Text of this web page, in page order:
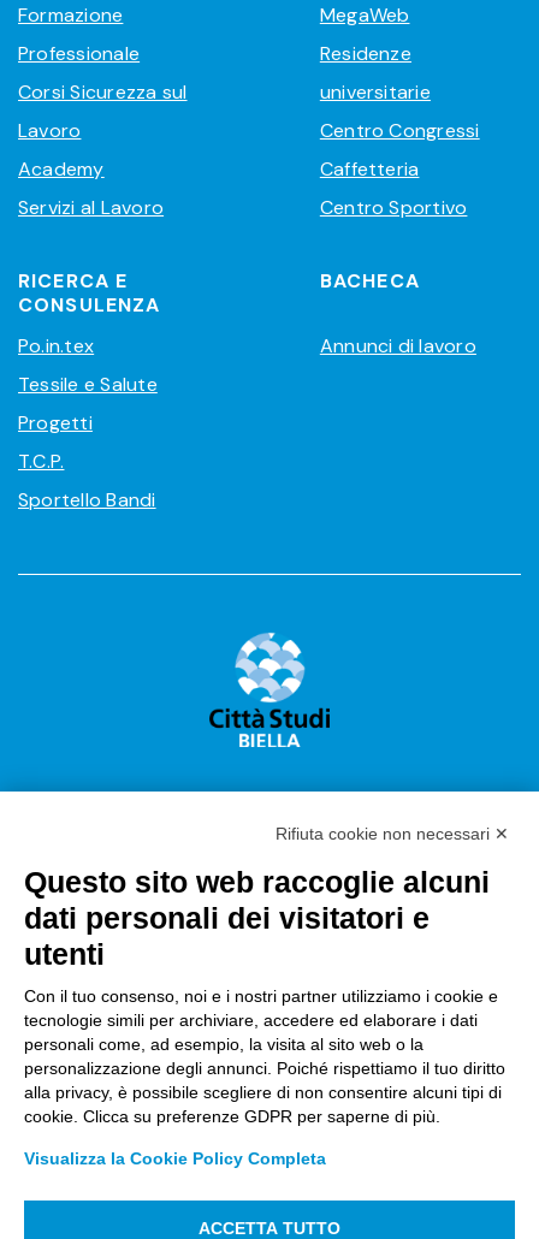
Formazione
Professionale
Corsi Sicurezza sul
Lavoro
Academy
Servizi al Lavoro
MegaWeb
Residenze
universitarie
Centro Congressi
Caffetteria
Centro Sportivo
RICERCA E
CONSULENZA
Po.in.tex
Tessile e Salute
Progetti
T.C.P.
Sportello Bandi
BACHECA
Annunci di lavoro
Città Studi S.p.A.
Sede Legale Corso G. Pella, 2 – 13900 Biella Italy –
18.235.000,00
Registro Imprese Biella C. F. e numero 01491490023 –
R.E.A. CCIAA BI n. 142579 – Partita IVA 01491490023
PEC:amm.cittastudi@pec.ptbiellese.it–
megaweb@pec.ptbiellese.it
Informative Privacy–Privacy Policy
Rifiuta cookie non necessari ✕
Questo sito web raccoglie alcuni
dati personali dei visitatori e
utenti
Con il tuo consenso, noi e i nostri partner utilizziamo i cookie e
tecnologie simili per archiviare, accedere ed elaborare i dati
personali come, ad esempio, la visita al sito web o la
personalizzazione degli annunci. Poiché rispettiamo il tuo diritto
alla privacy, è possibile scegliere di non consentire alcuni tipi di
cookie. Clicca su preferenze GDPR per saperne di più.
Visualizza la Cookie Policy Completa
ACCETTA TUTTO